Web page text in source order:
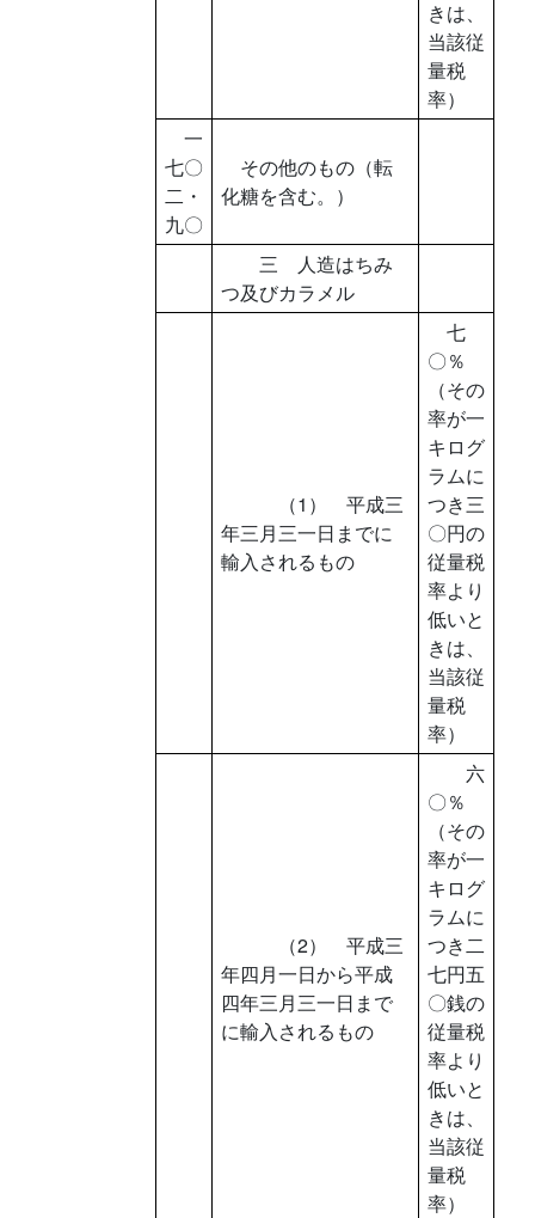
きは、
当該従
量税
率）
一
七〇
二・
九〇
その他のもの（転
化糖を含む。）
三 人造はちみ
つ及びカラメル
（1） 平成三
年三月三一日までに
輸入されるもの
七
〇％
（その
率が一
キログ
ラムに
つき三
〇円の
従量税
率より
低いと
きは、
当該従
量税
率）
（2） 平成三
年四月一日から平成
四年三月三一日まで
に輸入されるもの
六
〇％
（その
率が一
キログ
ラムに
つき二
七円五
〇銭の
従量税
率より
低いと
きは、
当該従
量税
率）